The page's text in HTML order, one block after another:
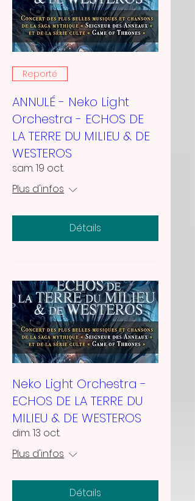
Reporté
ANNULÉ - Neko Light
Orchestra - ECHOS DE
LA TERRE DU MILIEU & DE
WESTEROS
sam. 19 oct.
Plus d'infos
Détails
Neko Light Orchestra -
ECHOS DE LA TERRE DU
MILIEU & DE WESTEROS
dim. 13 oct.
Plus d'infos
Détails